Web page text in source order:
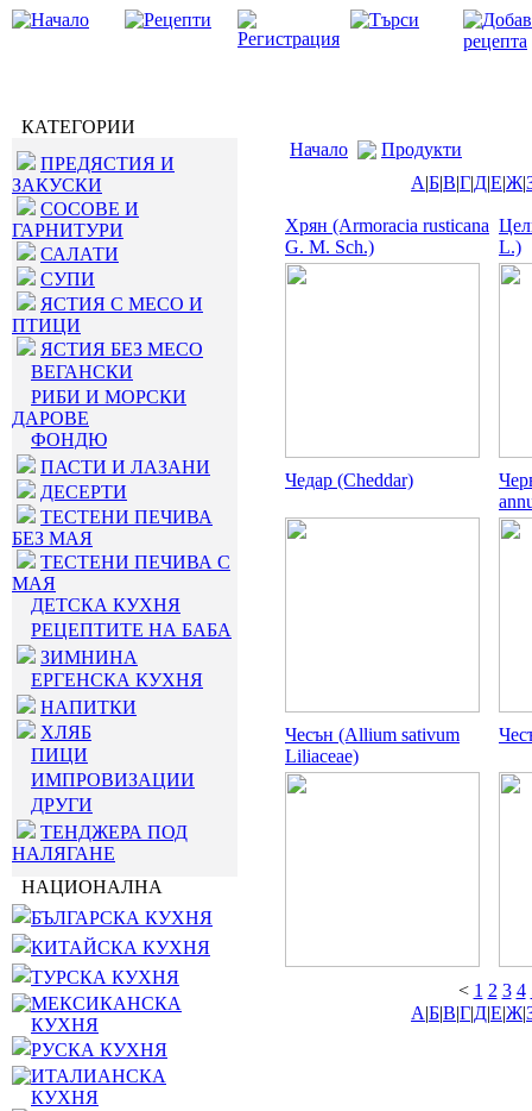
КАТЕГОРИИ
ПРЕДЯСТИЯ И
ЗАКУСКИ
СОСОВЕ И
ГАРНИТУРИ
САЛАТИ
СУПИ
ЯСТИЯ С МЕСО И
ПТИЦИ
ЯСТИЯ БЕЗ МЕСО
ВЕГАНСКИ
РИБИ И МОРСКИ
ДАРОВЕ
ФОНДЮ
ПАСТИ И ЛАЗАНИ
ДЕСЕРТИ
ТЕСТЕНИ ПЕЧИВА
БЕЗ МАЯ
ТЕСТЕНИ ПЕЧИВА С
МАЯ
ДЕТСКА КУХНЯ
РЕЦЕПТИТЕ НА БАБА
ЗИМНИНА
ЕРГЕНСКА КУХНЯ
НАПИТКИ
ХЛЯБ
ПИЦИ
ИМПРОВИЗАЦИИ
ДРУГИ
ТЕНДЖЕРА ПОД
НАЛЯГАНЕ
НАЦИОНАЛНА
БЪЛГАРСКА КУХНЯ
КИТАЙСКА КУХНЯ
ТУРСКА КУХНЯ
МЕКСИКАНСКА
КУХНЯ
РУСКА КУХНЯ
ИТАЛИАНСКА
КУХНЯ
Начало
Продукти
А|Б|В|Г|Д|Е|Ж|
Хрян (Armoracia rusticana
G. M. Sch.)
L.)
Чедар (Cheddar)
Чесън (Allium sativum
Liliaceae)
< 1 2 3 4
А|Б|В|Г|Д|Е|Ж|